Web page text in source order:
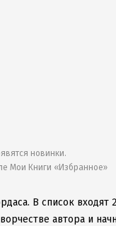
новинки.
Мои Книги «Избранное»
В список входят
автора и